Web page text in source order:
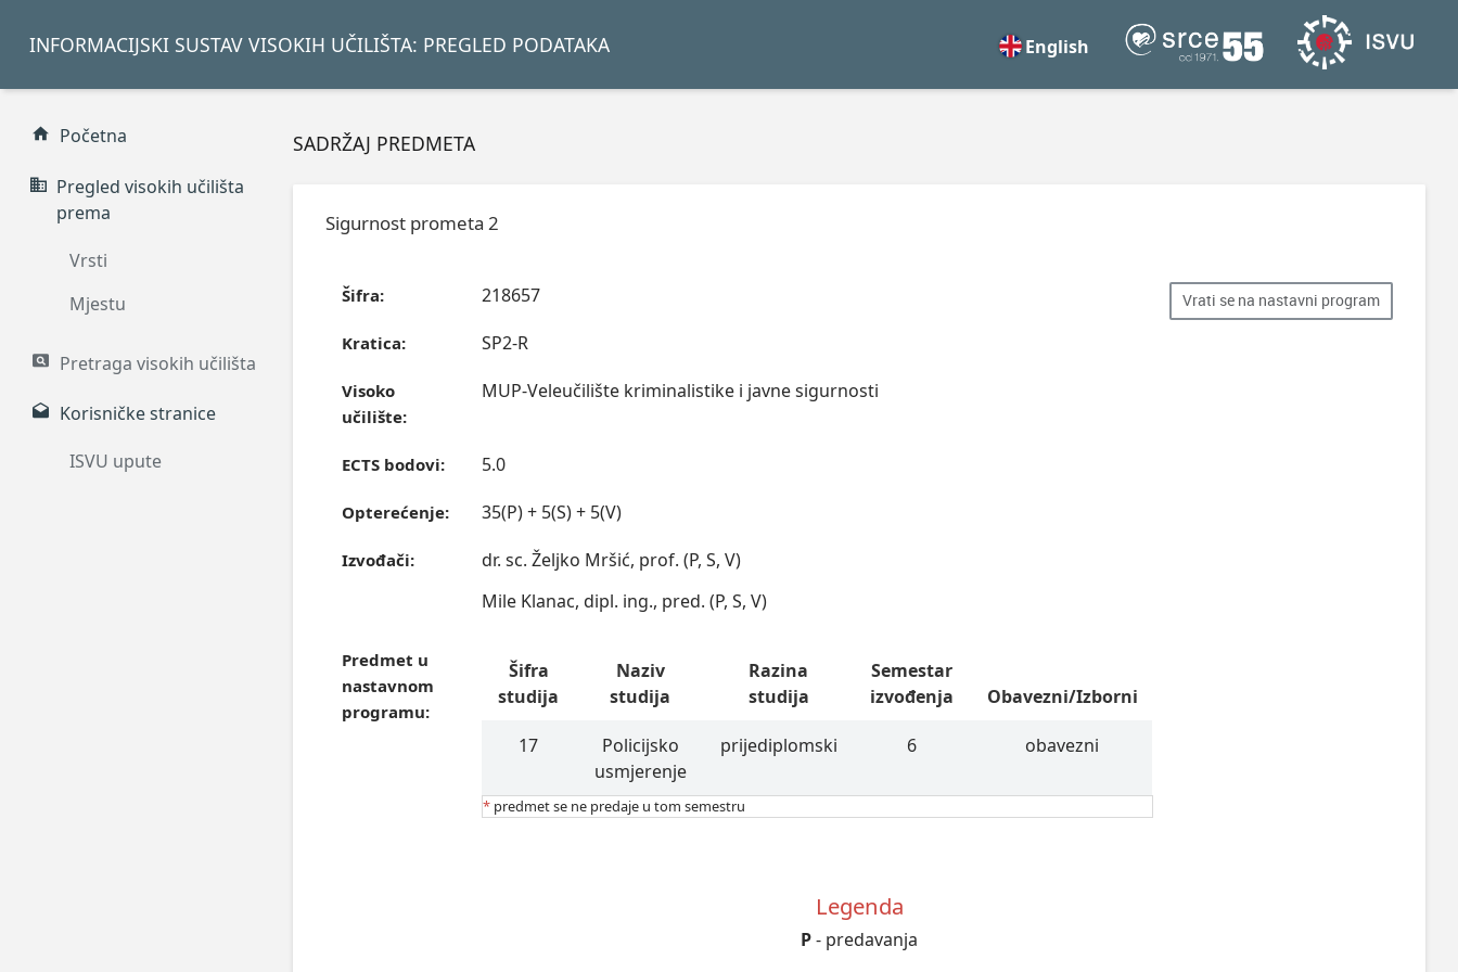
INFORMACIJSKI SUSTAV VISOKIH UČILIŠTA: PREGLED PODATAKA English
Početna
Pregled visokih učilišta
prema
Vrsti
Mjestu
Pretraga visokih učilišta
Korisničke stranice
ISVU upute
SADRŽAJ PREDMETA
Sigurnost prometa 2
Vrati se na nastavni program
Šifra: 218657
Kratica: SP2-R
Visoko
učilište:
MUP-Veleučilište kriminalistike i javne sigurnosti
ECTS bodovi: 5.0
Opterećenje: 35(P) + 5(S) + 5(V)
Izvođači:
dr. sc. Željko Mršić, prof. (P, S, V)
Mile Klanac, dipl. ing., pred. (P, S, V)
Predmet u
nastavnom
programu:
Šifra
studija
Naziv
studija
Razina
studija
Semestar
izvođenja
Obavezni/Izborni
17
Policijsko
usmjerenje
prijediplomski 6 obavezni
* predmet se ne predaje u tom semestru
Legenda
P- predavanja